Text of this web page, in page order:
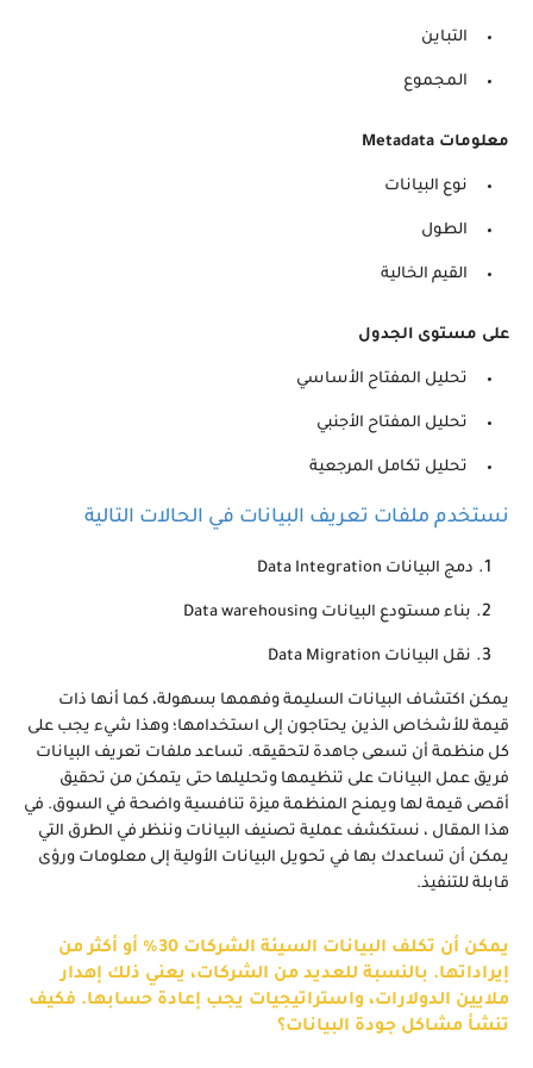
التباين
المجموع
معلومات Metadata
نوع البيانات
الطول
القيم الخالية
على مستوى الجدول
تحليل المفتاح الأساسي
تحليل المفتاح الأجنبي
تحليل تكامل المرجعية
نستخدم ملفات تعريف البيانات في الحالات التالية
دمج البيانات Data Integration
بناء مستودع البيانات Data warehousing
نقل البيانات Data Migration
يمكن اكتشاف البيانات السليمة وفهمها بسهولة، كما أنها ذات
قيمة للأشخاص الذين يحتاجون إلى استخدامها؛ وهذا شيء يجب على
كل منظمة أن تسعى جاهدة لتحقيقه. تساعد ملفات تعريف البيانات
فريق عمل البيانات على تنظيمها وتحليلها حتى يتمكن من تحقيق
أقصى قيمة لها ويمنح المنظمة ميزة تنافسية واضحة في السوق. في
هذا المقال ، نستكشف عملية تصنيف البيانات وننظر في الطرق التي
يمكن أن تساعدك بها في تحويل البيانات الأولية إلى معلومات ورؤى
قابلة للتنفيذ.
يمكن أن تكلف البيانات السيئة الشركات 30% أو أكثر من
إيراداتها. بالنسبة للعديد من الشركات، يعني ذلك إهدار
ملايين الدولارات، واستراتيجيات يجب إعادة حسابها. فكيف
تنشأ مشاكل جودة البيانات؟